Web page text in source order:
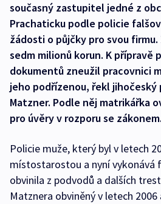
současný zastupitel jedné z
Prachaticku podle policie
žádosti o půjčky pro svou
sedm milionů korun. K přípravě
dokumentů zneužil pracovnici
jeho podřízenou, řekl
Matzner. Podle něj matrikářka
pro úvěry v rozporu se zákonem.
Policie muže, který byl v letech
místostarostou a nyní vykonává
obvinila z podvodů a dalších
Matznera obviněný v letech